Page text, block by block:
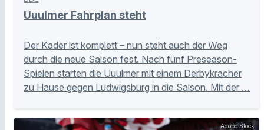
Uuulmer Fahrplan steht
Der Kader ist komplett – nun steht auch der Weg
durch die neue Saison fest. Nach fünf Preseason-
Spielen starten die Uuulmer mit einem Derbykracher
zu Hause gegen Ludwigsburg in die Saison. Mit der …
Adobe Stock